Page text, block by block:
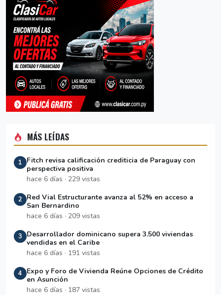
MÁS LEÍDAS
1
Fitch revisa calificación crediticia de Paraguay con
perspectiva positiva
hace 6 días · 229 vistas
2
Red Vial Estructurante avanza al 52% en acceso a
San Bernardino
hace 6 días · 209 vistas
3
Desarrollador dominicano supera 3.500 viviendas
vendidas en el Caribe
hace 6 días · 191 vistas
4
Expo y Foro de Vivienda Reúne Opciones de Crédito
en Asunción
hace 6 días · 187 vistas